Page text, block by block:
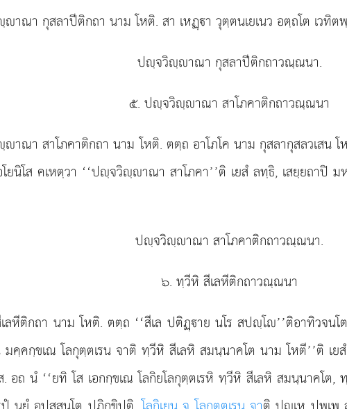
าณา กุสลาปีติกถา นาม โหติ. สา เหฏฺา วุตฺตนเยเนว อตฺถโต เวทิต
ปฺจวิฺาณา กุสลาปีติกถาวณฺณนา.
๕. ปฺจวิฺาณา สาโภคาติกถาวณฺณนา
าณา สาโภคาติกถา นาม โหติ. ตตฺถ อาโภโค นาม กุสลากุสลวเสน โ
นิโส คเหตฺวา ‘‘ปฺจวิฺาณา สาโภคา’’ติ เยสํ ลทฺธิ, เสยฺยถาปิ
ปฺจวิฺาณา สาโภคาติกถาวณฺณนา.
๖. ทฺวีหิ สีเลหีติกถาวณฺณนา
ลหีติกถา นาม โหติ. ตตฺถ ‘‘สีเล ปติฏฺาย นโร สปฺโ’’ติอาทิวจน
มคฺคกฺขเณ โลกุตฺตเรน จาติ ทฺวีหิ สีเลหิ สมนฺนาคโต นาม โหตี’’ติ เ
ถ นํ ‘‘ยทิ โส เอกกฺขเณ โลกิยโลกุตฺตเรหิ ทฺวีหิ สีเลหิ สมนฺนาคโ